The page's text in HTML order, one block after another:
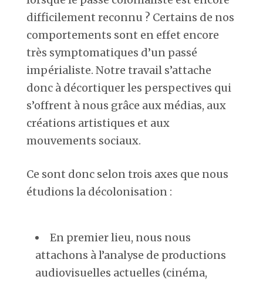
difficilement reconnu ? Certains de nos
comportements sont en effet encore
très symptomatiques d’un passé
impérialiste. Notre travail s’attache
donc à décortiquer les perspectives qui
s’offrent à nous grâce aux médias, aux
créations artistiques et aux
mouvements sociaux.
Ce sont donc selon trois axes que nous
étudions la décolonisation :
En premier lieu, nous nous
attachons à l’analyse de productions
audiovisuelles actuelles (cinéma,